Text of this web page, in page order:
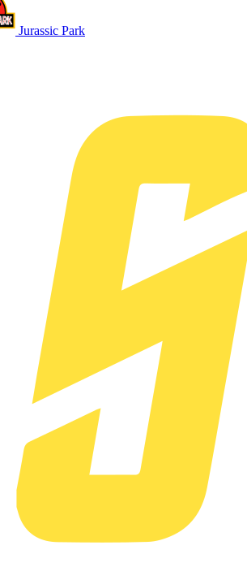
Jurassic Park